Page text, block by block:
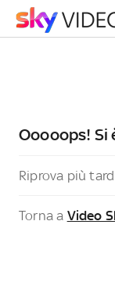
Ooooops! Si
Riprova più
Torna a Video